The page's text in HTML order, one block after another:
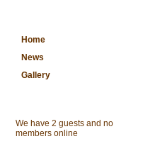
Home
News
Gallery
We have 2 guests and no
members online